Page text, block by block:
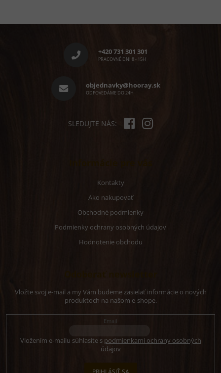
Z
+420 731 301 301
PRACOVNÉ DNI 8 - 15H
objednavky@hooray.sk
ODPOVEDÁME DO 24H
SLEDUJTE NÁS:
Kontakty
Ako nakupovať
Obchodné podmienky
Podmienky ochrany osobných údajov
Hodnotenie obchodu
Vložte svoj e-mail a my Vám budeme zasielať informácie o nových
produktoch na našom e-shope.
Email
Vložením e-mailu súhlasíte s podmienkami ochrany osobných
údajov